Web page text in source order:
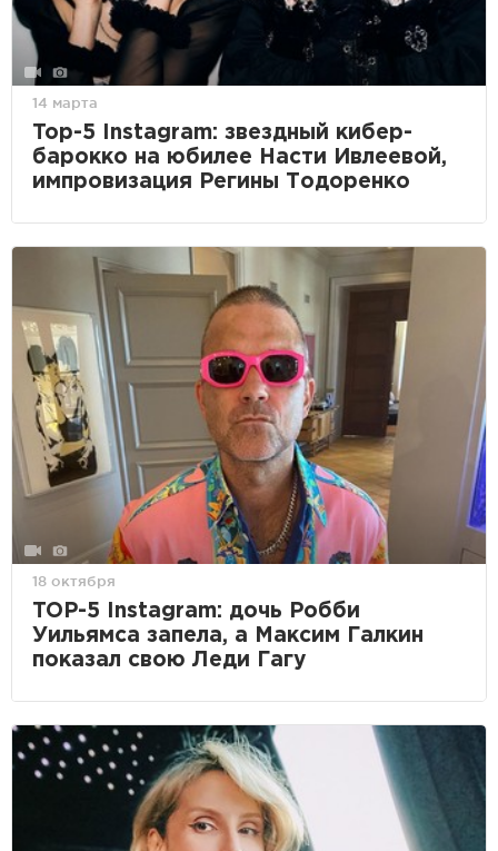
14 марта
Top-5 Instagram: звездный кибер-
барокко на юбилее Насти Ивлеевой,
импровизация Регины Тодоренко
18 октября
TOP-5 Instagram: дочь Робби
Уильямса запела, а Максим Галкин
показал свою Леди Гагу